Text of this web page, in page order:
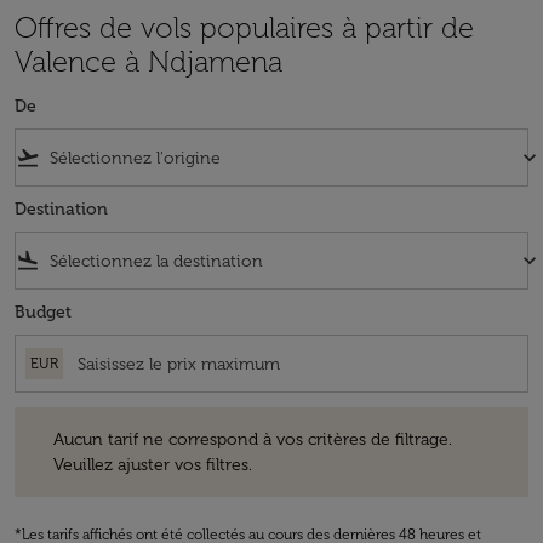
Offres de vols populaires à partir de
Valence à Ndjamena
De
flight_takeoff keyboard_arrow_down
Destination
flight_land keyboard_arrow_down
Budget
EUR
Aucun tarif ne correspond à vos critères de filtrage.
Veuillez ajuster vos filtres.
*Les tarifs affichés ont été collectés au cours des dernières 48 heures et